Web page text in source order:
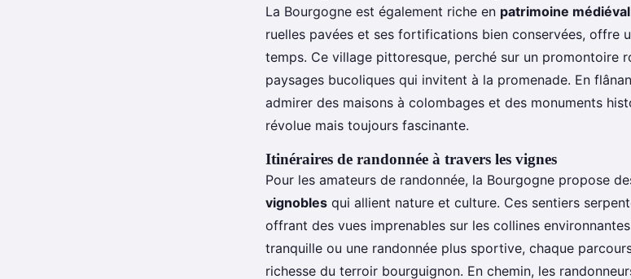
La Bourgogne est également riche en patrimoine médiéval
ruelles pavées et ses fortifications bien conservées, offre
temps. Ce village pittoresque, perché sur un promontoire
paysages bucoliques qui invitent à la promenade. En
admirer des maisons à colombages et des monuments
révolue mais toujours fascinante.
Itinéraires de randonnée à travers les vignes
Pour les amateurs de randonnée, la Bourgogne propose
vignobles qui allient nature et culture. Ces sentiers
offrant des vues imprenables sur les collines
tranquille ou une randonnée plus sportive, chaque
richesse du terroir bourguignon. En chemin, les